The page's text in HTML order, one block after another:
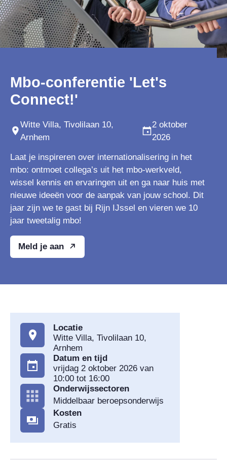
Mbo-conferentie 'Let's
Connect!'
Witte Villa, Tivolilaan 10,
Arnhem
2 oktober
2026
Laat je inspireren over internationalisering in het
mbo: ontmoet collega’s uit het mbo-werkveld,
wissel kennis en ervaringen uit en ga naar huis met
nieuwe ideeën voor de aanpak van jouw school. Dit
jaar zijn we te gast bij Rijn IJssel en vieren we 10
jaar tweetalig mbo!
Meld je aan
Locatie
Witte Villa, Tivolilaan 10,
Arnhem
Datum en tijd
vrijdag 2 oktober 2026 van
10:00 tot 16:00
Onderwijssectoren
Middelbaar beroepsonderwijs
Kosten
Gratis